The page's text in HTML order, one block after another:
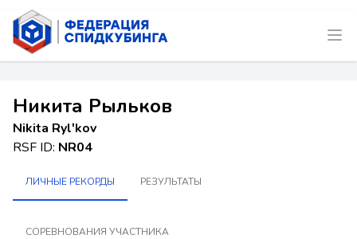
Никита Рыльков
Nikita Rylʹkov
RSF ID: NR04
ЛИЧНЫЕ РЕКОРДЫ РЕЗУЛЬТАТЫ
СОРЕВНОВАНИЯ УЧАСТНИКА